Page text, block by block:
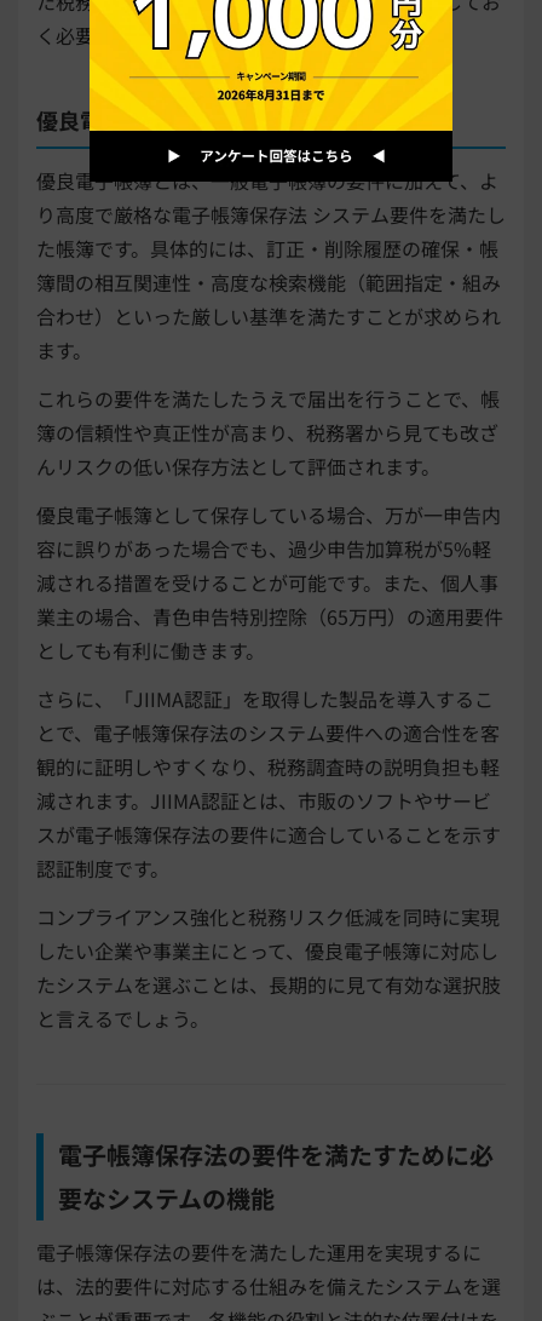
く必要があります。
優良電子帳簿
優良電子帳簿とは、一般電子帳簿の要件に加えて、よ
り高度で厳格な電子帳簿保存法 システム要件を満たし
た帳簿です。具体的には、訂正・削除履歴の確保・帳
簿間の相互関連性・高度な検索機能（範囲指定・組み
合わせ）といった厳しい基準を満たすことが求められ
ます。
これらの要件を満たしたうえで届出を行うことで、帳
簿の信頼性や真正性が高まり、税務署から見ても改ざ
んリスクの低い保存方法として評価されます。
優良電子帳簿として保存している場合、万が一申告内
容に誤りがあった場合でも、過少申告加算税が5%軽
減される措置を受けることが可能です。また、個人事
業主の場合、青色申告特別控除（65万円）の適用要件
としても有利に働きます。
さらに、「JIIMA認証」を取得した製品を導入するこ
とで、電子帳簿保存法のシステム要件への適合性を客
観的に証明しやすくなり、税務調査時の説明負担も軽
減されます。JIIMA認証とは、市販のソフトやサービ
スが電子帳簿保存法の要件に適合していることを示す
認証制度です。
コンプライアンス強化と税務リスク低減を同時に実現
したい企業や事業主にとって、優良電子帳簿に対応し
たシステムを選ぶことは、長期的に見て有効な選択肢
と言えるでしょう。
電子帳簿保存法の要件を満たすために必
要なシステムの機能
電子帳簿保存法の要件を満たした運用を実現するに
は、法的要件に対応する仕組みを備えたシステムを選